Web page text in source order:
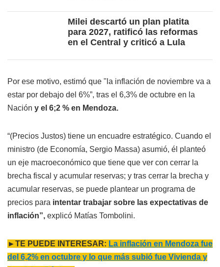
Milei descartó un plan platita
para 2027, ratificó las reformas
en el Central y criticó a Lula
Por ese motivo, estimó que "la inflación de noviembre va a
estar por debajo del 6%”, tras el 6,3% de octubre en la
Nación y el 6;2 % en Mendoza.
“(Precios Justos) tiene un encuadre estratégico. Cuando el
ministro (de Economía, Sergio Massa) asumió, él planteó
un eje macroeconómico que tiene que ver con cerrar la
brecha fiscal y acumular reservas; y tras cerrar la brecha y
acumular reservas, se puede plantear un programa de
precios para intentar trabajar sobre las expectativas de
inflación”, explicó Matías Tombolini.
►TE PUEDE INTERESAR: La inflación en Mendoza fue
del 6,2% en octubre y lo que más subió fue Vivienda y